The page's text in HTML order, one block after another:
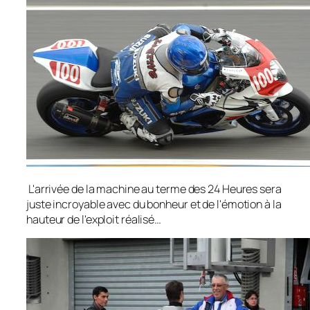
L'arrivée de la machine au terme des 24 Heures sera
juste incroyable avec du bonheur et de l'émotion à la
hauteur de l'exploit réalisé…